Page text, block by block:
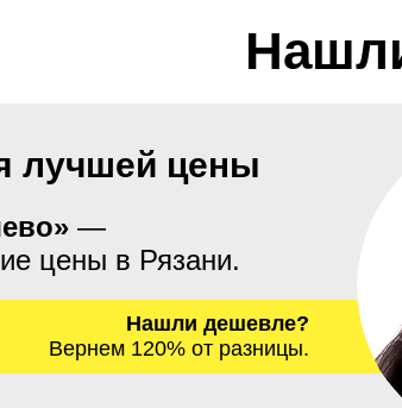
лучшей цены
—
цены в Рязани.
Нашли дешевле?
Вернем 120% от разницы.